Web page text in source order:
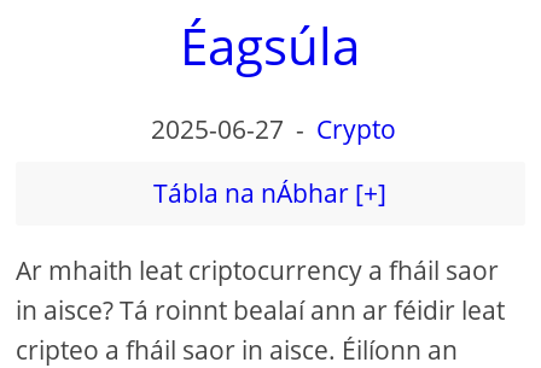
Éagsúla
2025-06-27 - Crypto
Tábla na nÁbhar [+]
Ar mhaith leat criptocurrency a fháil saor
in aisce? Tá roinnt bealaí ann ar féidir leat
cripteo a fháil saor in aisce. Éilíonn an